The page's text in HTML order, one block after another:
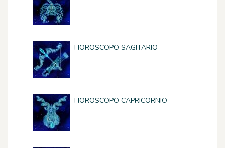
HOROSCOPO SAGITARIO
HOROSCOPO CAPRICORNIO